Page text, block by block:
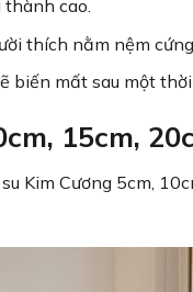
cao.
thích nằm nệm cứng.
biến mất sau một
15cm,
Kim Cương 5cm,